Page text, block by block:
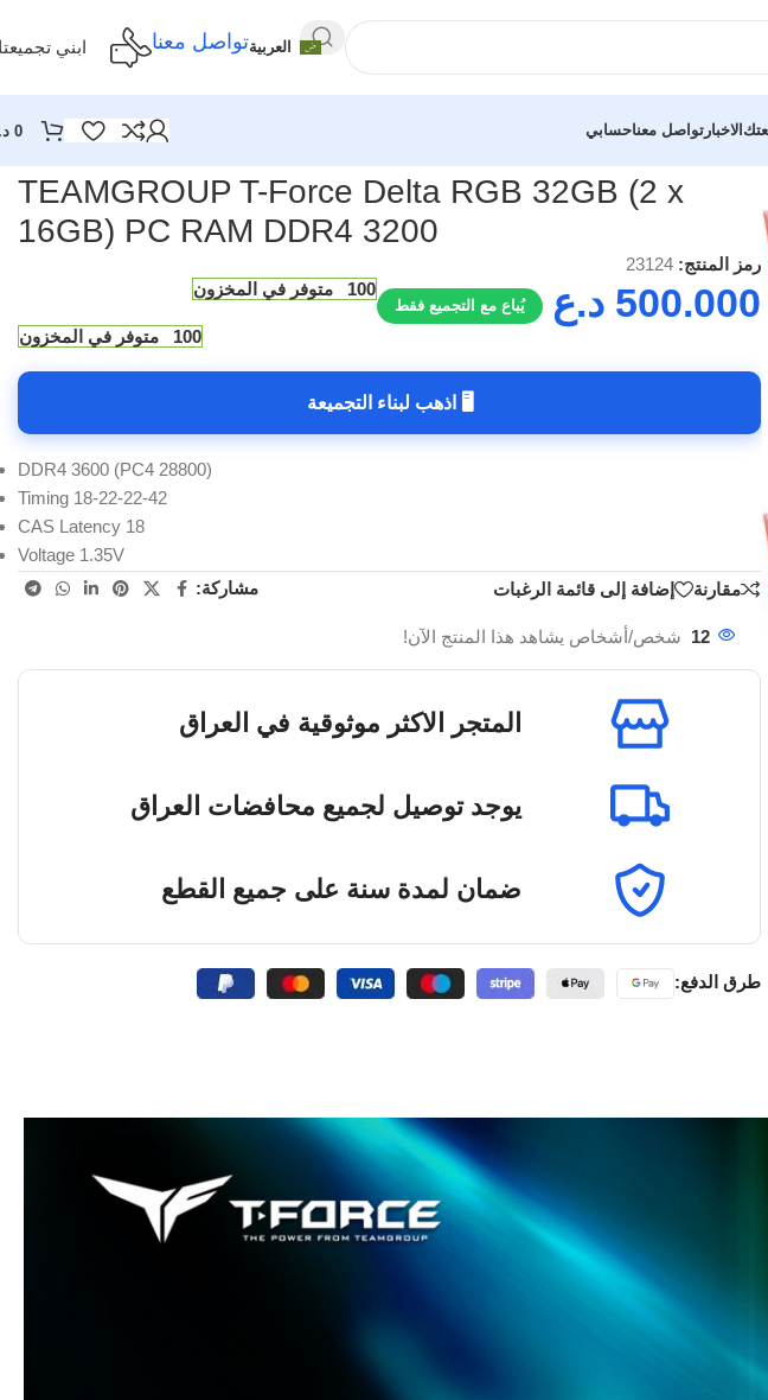
العربيةتواصل معنا ابني
الاخبار تواصل معناحسابي 0
TEAMGROUP T-Force Delta RGB 32GB (2 x
16GB) PC RAM DDR4 3200
رمز المنتج: 23124
500.000 د.ع يُباع مع التجميع فقط
100 متوفر في المخزون
100 متوفر في المخزون
🖥 اذهب لبناء التجميعة
DDR4 3600 (PC4 28800)
Timing 18-22-22-42
CAS Latency 18
Voltage 1.35V
مقارنة
إضافة إلى قائمة الرغبات مشاركة:
12 شخص/أشخاص يشاهد هذا المنتج الآن!
المتجر الاكثر موثوقية في العراق
يوجد توصيل لجميع محافضات العراق
ضمان لمدة سنة على جميع القطع
طرق الدفع: